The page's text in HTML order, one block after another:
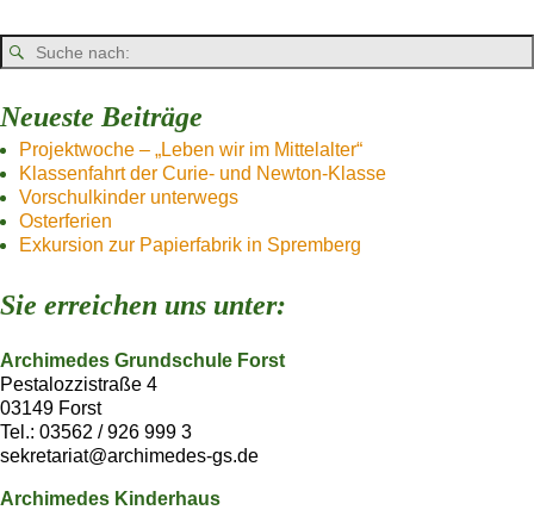
Neueste Beiträge
Projektwoche – „Leben wir im Mittelalter“
Klassenfahrt der Curie- und Newton-Klasse
Vorschulkinder unterwegs
Osterferien
Exkursion zur Papierfabrik in Spremberg
Sie erreichen uns unter:
Archimedes Grundschule Forst
Pestalozzistraße 4
03149 Forst
Tel.: 03562 / 926 999 3
sekretariat@archimedes-gs.de
Archimedes Kinderhaus